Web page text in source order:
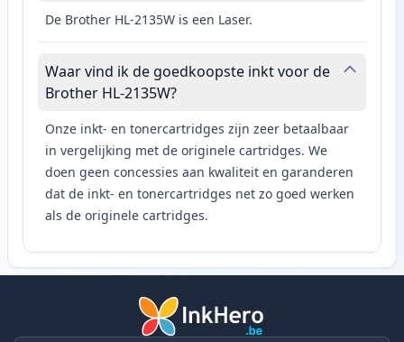
De Brother HL-2135W is een Laser.
Waar vind ik de goedkoopste inkt voor de
Brother HL-2135W?
Onze inkt- en tonercartridges zijn zeer betaalbaar
in vergelijking met de originele cartridges. We
doen geen concessies aan kwaliteit en garanderen
dat de inkt- en tonercartridges net zo goed werken
als de originele cartridges.